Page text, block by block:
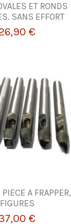
ET RONDS
SANS EFFORT
€
A FRAPPER,
FIGURES
€